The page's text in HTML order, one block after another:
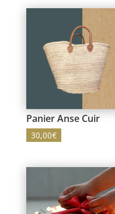
Panier Anse Cuir
30,00€